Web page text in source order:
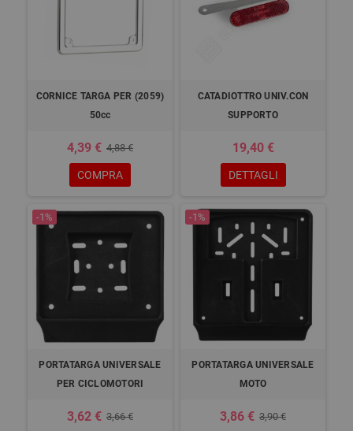
CORNICE TARGA PER (2059)
50cc
4,39 € 4,88 €
COMPRA
CATADIOTTRO UNIV.CON
SUPPORTO
19,40 €
DETTAGLI
-1%
PORTATARGA UNIVERSALE
PER CICLOMOTORI
3,62 € 3,66 €
-1%
PORTATARGA UNIVERSALE
MOTO
3,86 € 3,90 €